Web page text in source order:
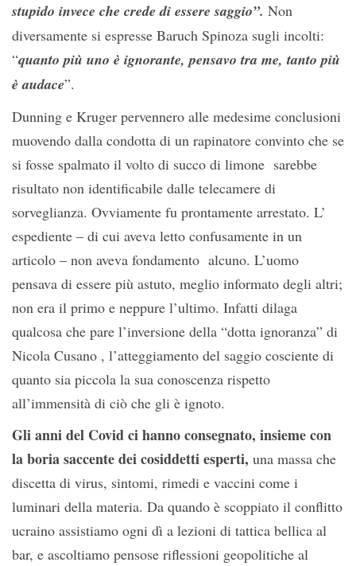
stupido invece che crede di essere saggio”. Non
diversamente si espresse Baruch Spinoza sugli incolti:
“quanto più uno è ignorante, pensavo tra me, tanto più
è audace”.
Dunning e Kruger pervennero alle medesime conclusioni
muovendo dalla condotta di un rapinatore convinto che se
si fosse spalmato il volto di succo di limone sarebbe
risultato non identificabile dalle telecamere di
sorveglianza. Ovviamente fu prontamente arrestato. L’
espediente – di cui aveva letto confusamente in un
articolo – non aveva fondamento alcuno. L’uomo
pensava di essere più astuto, meglio informato degli altri;
non era il primo e neppure l’ultimo. Infatti dilaga
qualcosa che pare l’inversione della “dotta ignoranza” di
Nicola Cusano , l’atteggiamento del saggio cosciente di
quanto sia piccola la sua conoscenza rispetto
all’immensità di ciò che gli è ignoto.
Gli anni del Covid ci hanno consegnato, insieme con
la boria saccente dei cosiddetti esperti, una massa che
discetta di virus, sintomi, rimedi e vaccini come i
luminari della materia. Da quando è scoppiato il conflitto
ucraino assistiamo ogni dì a lezioni di tattica bellica al
bar, e ascoltiamo pensose riflessioni geopolitiche al